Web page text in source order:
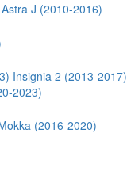
Astra J (2010-2016)
Insignia 2 (2013-2017)
2023)
(2016-2020)